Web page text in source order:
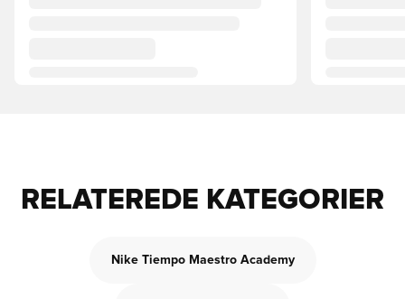
RELATEREDE KATEGORIER
Nike Tiempo Maestro Academy